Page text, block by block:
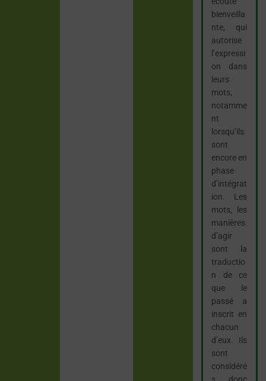
bienveilla
nte, qui
autorise
l’expressi
on dans
leurs
mots,
notamme
nt
lorsqu’ils
sont
encore en
phase
d’intégrat
ion. Les
mots, les
manières
d’agir
sont la
traductio
n de ce
que le
passé a
inscrit en
chacun
d’eux. Ils
sont
considéré